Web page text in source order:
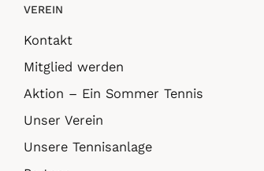
VEREIN
Kontakt
Mitglied werden
Aktion – Ein Sommer Tennis
Unser Verein
Unsere Tennisanlage